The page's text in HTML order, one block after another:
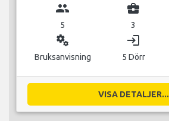
group
5
business_center
3
miscellaneous_services
Bruksanvisning
login
5 Dörr
VISA DETALJER...